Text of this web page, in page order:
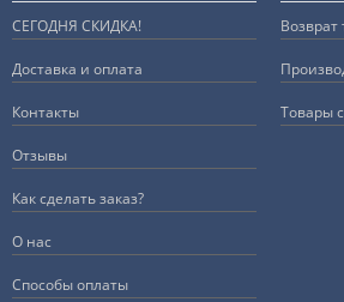
СЕГОДНЯ СКИДКА!
Доставка и оплата
Контакты
Отзывы
Как сделать заказ?
О нас
Способы оплаты
Возврат
Товары